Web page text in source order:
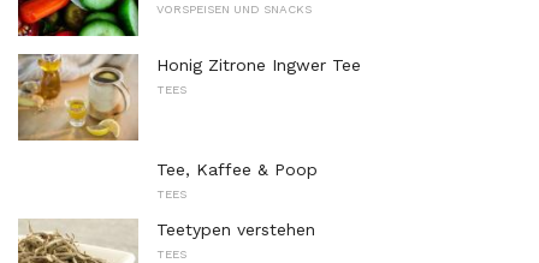
VORSPEISEN UND SNACKS
Honig Zitrone Ingwer Tee
TEES
Tee, Kaffee & Poop
TEES
Teetypen verstehen
TEES